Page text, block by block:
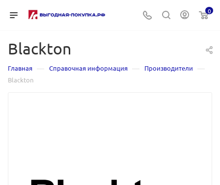
0
Blackton
Главная — Справочная информация — Производители —
Blackton